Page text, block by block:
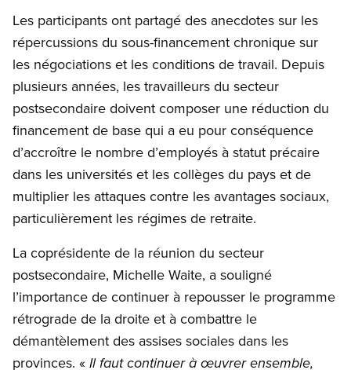
Les participants ont partagé des anecdotes sur les
répercussions du sous-financement chronique sur
les négociations et les conditions de travail. Depuis
plusieurs années, les travailleurs du secteur
postsecondaire doivent composer une réduction du
financement de base qui a eu pour conséquence
d’accroître le nombre d’employés à statut précaire
dans les universités et les collèges du pays et de
multiplier les attaques contre les avantages sociaux,
particulièrement les régimes de retraite.
La coprésidente de la réunion du secteur
postsecondaire, Michelle Waite, a souligné
l’importance de continuer à repousser le programme
rétrograde de la droite et à combattre le
démantèlement des assises sociales dans les
provinces. « Il faut continuer à œuvrer ensemble,